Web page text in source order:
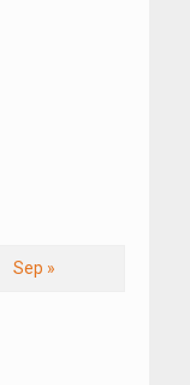
Sep »